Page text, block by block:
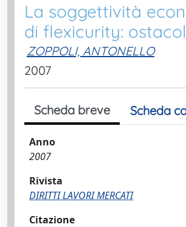
La soggettività
di flexicurity:
ZOPPOLI, ANTONELLO
2007
Scheda breve Scheda
Anno
2007
Rivista
DIRITTI LAVORI MERCATI
Citazione